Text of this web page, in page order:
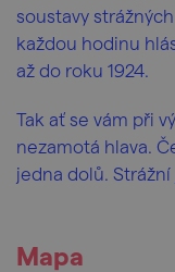
soustavy
každou hodinu
až do roku 1924.
Tak ať se vám při
nezamotá hlava.
jedna dolů.
Mapa